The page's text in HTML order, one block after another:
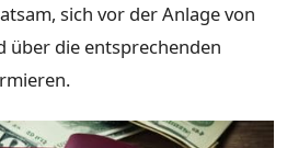
sich vor der Anlage von
über die entsprechenden